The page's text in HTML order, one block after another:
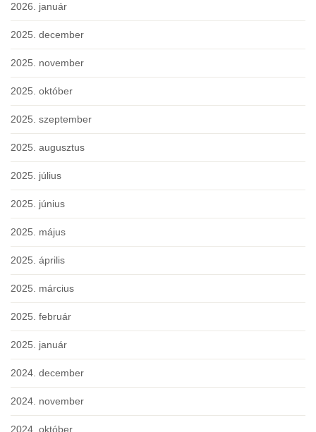
2026. január
2025. december
2025. november
2025. október
2025. szeptember
2025. augusztus
2025. július
2025. június
2025. május
2025. április
2025. március
2025. február
2025. január
2024. december
2024. november
2024. október